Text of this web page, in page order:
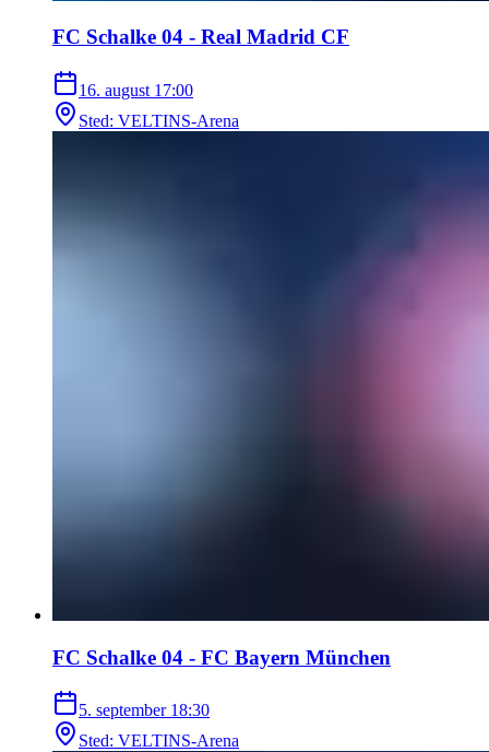
FC Schalke 04 - Real Madrid CF
16. august 17:00
Sted: VELTINS-Arena
FC Schalke 04 - FC Bayern München
5. september 18:30
Sted: VELTINS-Arena